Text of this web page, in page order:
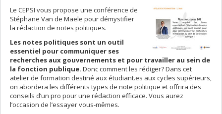
Le CEPSI vous propose une conférence de
Stéphane Van de Maele pour démystifier
la rédaction de notes politiques.
Les notes politiques sont un outil
essentiel pour communiquer ses
recherches aux gouvernements et pour travailler au sein de
la fonction publique. Donc comment les rédiger? Dans cet
atelier de formation destiné aux étudiant.es aux cycles supérieurs,
on abordera les différents types de note politique et offrira des
conseils d’un pro pour une rédaction efficace. Vous aurez
l’occasion de l’essayer vous-mêmes.